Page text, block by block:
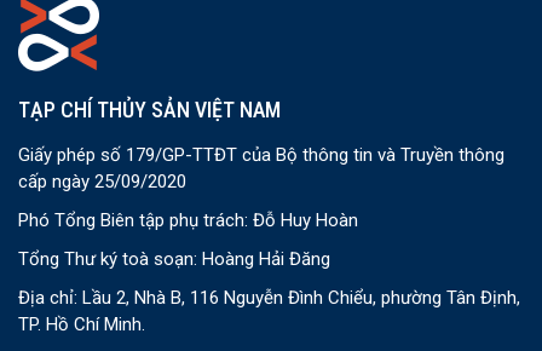
TẠP CHÍ THỦY SẢN VIỆT NAM
Giấy phép số 179/GP-TTĐT của Bộ thông tin và Truyền thông
cấp ngày 25/09/2020
Phó Tổng Biên tập phụ trách: Đỗ Huy Hoàn
Tổng Thư ký toà soạn: Hoàng Hải Đăng
Địa chỉ: Lầu 2, Nhà B, 116 Nguyễn Đình Chiểu, phường Tân Định,
TP. Hồ Chí Minh.